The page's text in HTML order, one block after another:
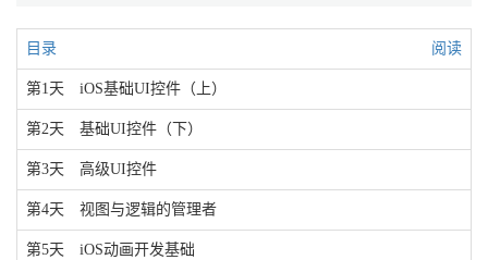
目录 阅读
第1天 iOS基础UI控件（上）
第2天 基础UI控件（下）
第3天 高级UI控件
第4天 视图与逻辑的管理者
第5天 iOS动画开发基础